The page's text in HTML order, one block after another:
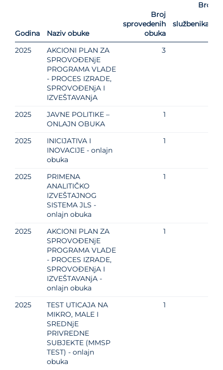
Godina Naziv obuke
Broj
sprovedenih
obuka
Broj
službenika/
2025
AKCIONI PLAN ZA
SPROVOĐENјE
PROGRAMA VLADE
- PROCES IZRADE,
SPROVOĐENјA I
IZVEŠTAVANјA
3
2025
JAVNE POLITIKE –
ONLAJN OBUKA
1
2025
INICIJATIVA I
INOVACIJE - onlajn
obuka
1
2025
PRIMENA
ANALITIČKO
IZVEŠTAJNOG
SISTEMA JLS -
onlajn obuka
1
2025
AKCIONI PLAN ZA
SPROVOĐENјE
PROGRAMA VLADE
- PROCES IZRADE,
SPROVOĐENјA I
IZVEŠTAVANјA -
onlajn obuka
1
2025
TEST UTICAJA NA
MIKRO, MALE I
SREDNјE
PRIVREDNE
SUBJEKTE (MMSP
TEST) - onlajn
obuka
1